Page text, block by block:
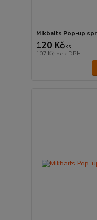
Mikbaits Pop-up
120 Kč/ks
107 Kč bez DPH